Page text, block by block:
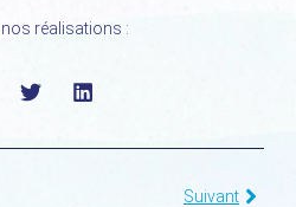
réalisations :
Suivant